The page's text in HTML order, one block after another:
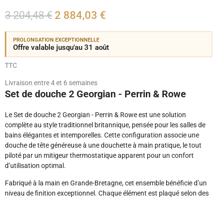
3 204,48 € 2 884,03 €
PROLONGATION EXCEPTIONNELLE
Offre valable jusqu'au 31 août
TTC
Livraison entre 4 et 6 semaines
Set de douche 2 Georgian - Perrin & Rowe
Le Set de douche 2 Georgian - Perrin & Rowe est une solution
complète au style traditionnel britannique, pensée pour les salles de
bains élégantes et intemporelles. Cette configuration associe une
douche de tête généreuse à une douchette à main pratique, le tout
piloté par un mitigeur thermostatique apparent pour un confort
d’utilisation optimal.
Fabriqué à la main en Grande-Bretagne, cet ensemble bénéficie d’un
niveau de finition exceptionnel. Chaque élément est plaqué selon des